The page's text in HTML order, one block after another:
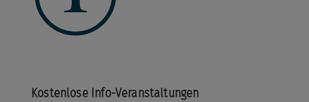
Kostenlose Info-Veranstaltungen